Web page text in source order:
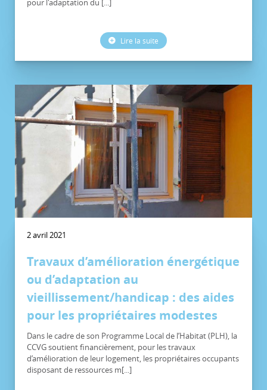
pour l'adaptation du [...]
Lire la suite
2 avril 2021
Travaux d’amélioration énergétique
ou d’adaptation au
vieillissement/handicap : des aides
pour les propriétaires modestes
Dans le cadre de son Programme Local de l’Habitat (PLH), la
CCVG soutient financièrement, pour les travaux
d’amélioration de leur logement, les propriétaires occupants
disposant de ressources m[...]